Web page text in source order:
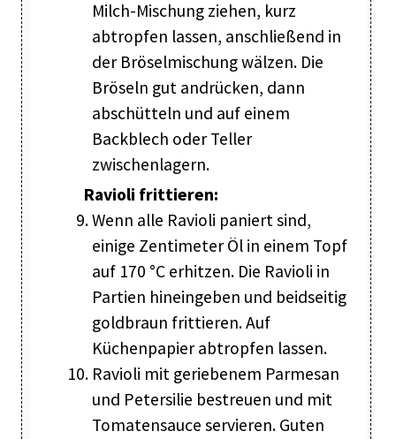
Milch-Mischung ziehen, kurz
abtropfen lassen, anschließend in
der Bröselmischung wälzen. Die
Bröseln gut andrücken, dann
abschütteln und auf einem
Backblech oder Teller
zwischenlagern.
Ravioli frittieren:
Wenn alle Ravioli paniert sind,
einige Zentimeter Öl in einem Topf
auf 170 °C erhitzen. Die Ravioli in
Partien hineingeben und beidseitig
goldbraun frittieren. Auf
Küchenpapier abtropfen lassen.
Ravioli mit geriebenem Parmesan
und Petersilie bestreuen und mit
Tomatensauce servieren. Guten